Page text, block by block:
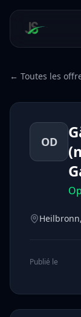
← Toutes les
OD
Publié le